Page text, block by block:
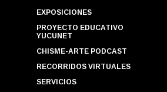
EXPOSICIONES
PROYECTO EDUCATIVO
YUCUNET
CHISME-ARTE PODCAST
RECORRIDOS VIRTUALES
SERVICIOS